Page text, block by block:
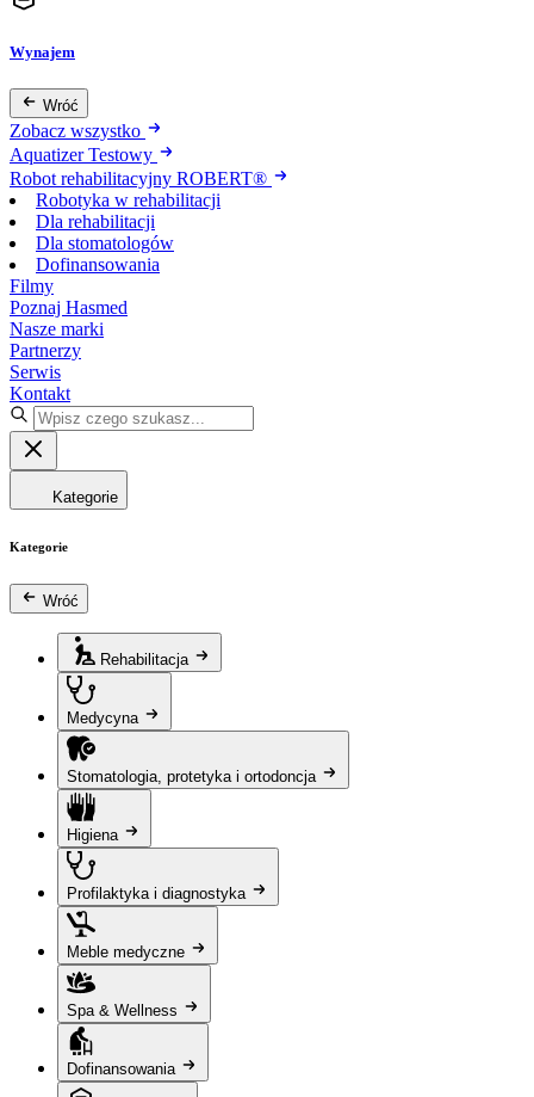
Wynajem
Wróć
Zobacz wszystko
Aquatizer Testowy
Robot rehabilitacyjny ROBERT®
Robotyka w rehabilitacji
Dla rehabilitacji
Dla stomatologów
Dofinansowania
Filmy
Poznaj Hasmed
Nasze marki
Partnerzy
Serwis
Kontakt
Kategorie
Kategorie
Wróć
Rehabilitacja
Medycyna
Stomatologia, protetyka i ortodoncja
Higiena
Profilaktyka i diagnostyka
Meble medyczne
Spa & Wellness
Dofinansowania